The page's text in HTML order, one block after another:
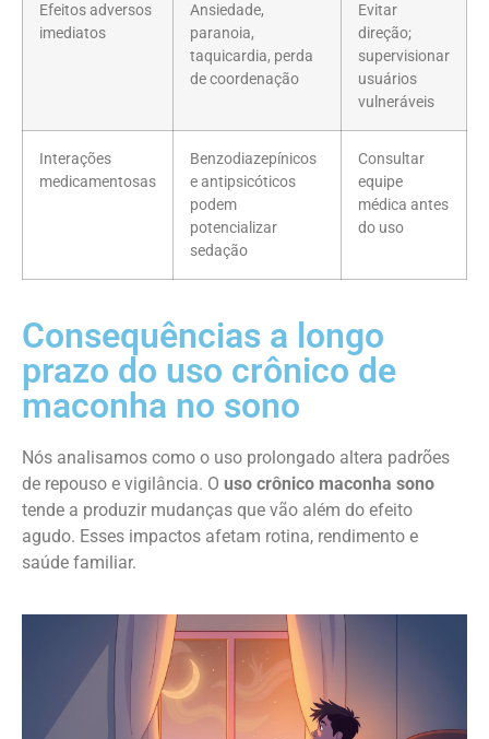
Efeitos adversos
imediatos
Ansiedade,
paranoia,
taquicardia, perda
de coordenação
Evitar
direção;
supervisionar
usuários
vulneráveis
Interações
medicamentosas
Benzodiazepínicos
e antipsicóticos
podem
potencializar
sedação
Consultar
equipe
médica antes
do uso
Consequências a longo
prazo do uso crônico de
maconha no sono
Nós analisamos como o uso prolongado altera padrões
de repouso e vigilância. O uso crônico maconha sono
tende a produzir mudanças que vão além do efeito
agudo. Esses impactos afetam rotina, rendimento e
saúde familiar.